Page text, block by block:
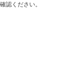
認ください。